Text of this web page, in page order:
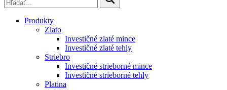
Produkty
Zlato
Investičné zlaté mince
Investičné zlaté tehly
Striebro
Investičné strieborné mince
Investičné strieborné tehly
Platina